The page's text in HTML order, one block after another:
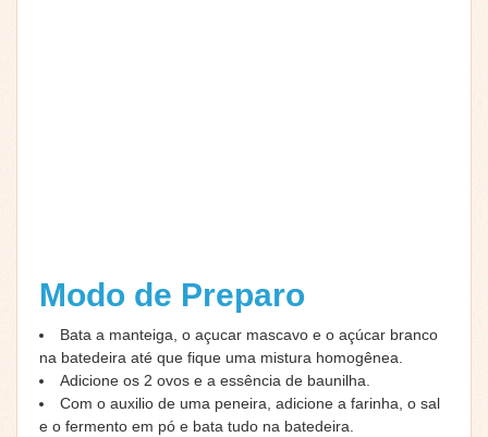
Modo de Preparo
Bata a manteiga, o açucar mascavo e o açúcar branco
na batedeira até que fique uma mistura homogênea.
Adicione os 2 ovos e a essência de baunilha.
Com o auxilio de uma peneira, adicione a farinha, o sal
e o fermento em pó e bata tudo na batedeira.